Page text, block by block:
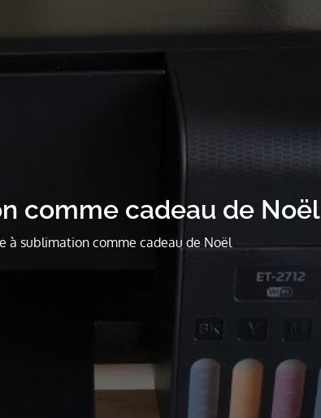
comme cadeau de Noël
à sublimation comme cadeau de Noël